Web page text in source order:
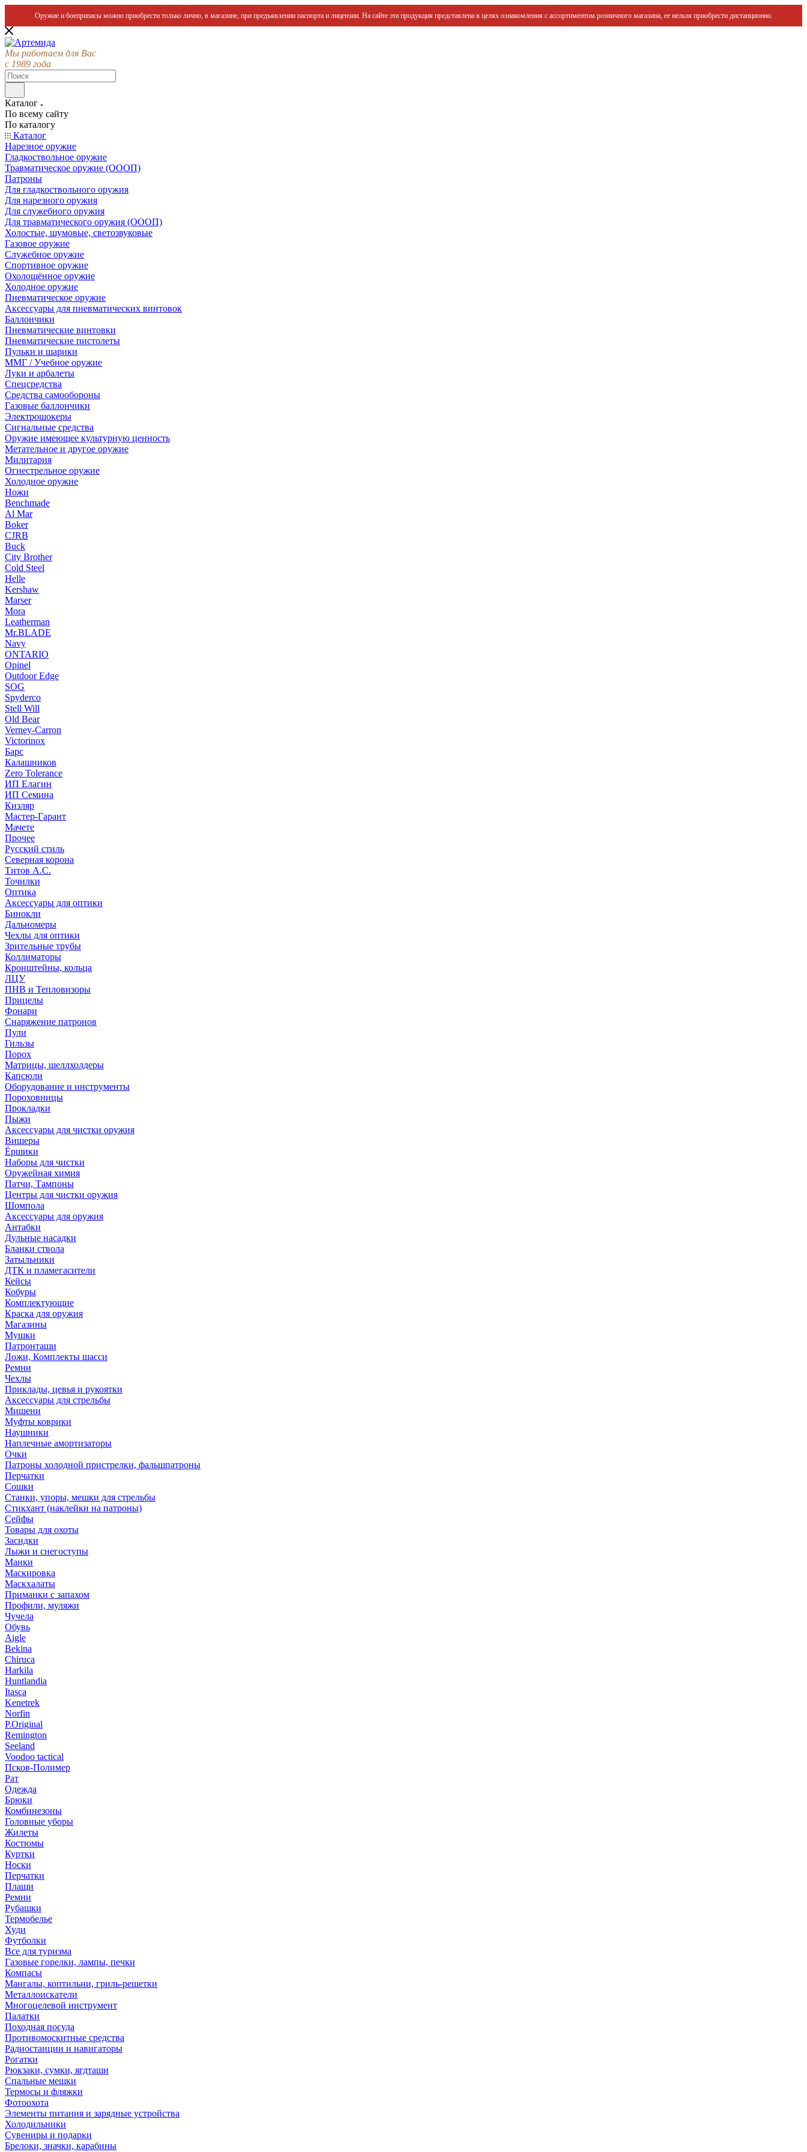
Оружие и боеприпасы можно приобрести только лично, в магазине, при предъявлении паспорта и лицензии. На сайте эта продукция представлена в целях ознакомления с ассортиментом розничного магазина, ее нельзя приобрести дистанционно.
Мы работаем для Вас
с 1989 года
Каталог
По всему сайту
По каталогу
Каталог
Нарезное оружие
Гладкоствольное оружие
Травматическое оружие (ОООП)
Патроны
Для гладкоствольного оружия
Для нарезного оружия
Для служебного оружия
Для травматического оружия (ОООП)
Холостые, шумовые, светозвуковые
Газовое оружие
Служебное оружие
Спортивное оружие
Охолощённое оружие
Холодное оружие
Пневматическое оружие
Аксессуары для пневматических винтовок
Баллончики
Пневматические винтовки
Пневматические пистолеты
Пульки и шарики
ММГ / Учебное оружие
Луки и арбалеты
Спецсредства
Средства самообороны
Газовые баллончики
Электрошокеры
Сигнальные средства
Оружие имеющее культурную ценность
Метательное и другое оружие
Милитария
Огнестрельное оружие
Холодное оружие
Ножи
Benchmade
Al Mar
Boker
CJRB
Buck
City Brother
Cold Steel
Helle
Kershaw
Marser
Mora
Leatherman
Mr.BLADE
Navy
ONTARIO
Opinel
Outdoor Edge
SOG
Spyderco
Stell Will
Old Bear
Verney-Carron
Victorinox
Барс
Калашников
Zero Tolerance
ИП Елагин
ИП Семина
Кизляр
Мастер-Гарант
Мачете
Прочее
Русский стиль
Северная корона
Титов А.С.
Точилки
Оптика
Аксессуары для оптики
Бинокли
Дальномеры
Чехлы для оптики
Зрительные трубы
Коллиматоры
Кронштейны, кольца
ЛЦУ
ПНВ и Тепловизоры
Прицелы
Фонари
Снаряжение патронов
Пули
Гильзы
Порох
Матрицы, шеллхолдеры
Капсюли
Оборудование и инструменты
Пороховницы
Прокладки
Пыжи
Аксессуары для чистки оружия
Вишеры
Ёршики
Наборы для чистки
Оружейная химия
Патчи, Тампоны
Центры для чистки оружия
Шомпола
Аксессуары для оружия
Антабки
Дульные насадки
Бланки ствола
Затыльники
ДТК и пламегасители
Кейсы
Кобуры
Комплектующие
Краска для оружия
Магазины
Мушки
Патронташи
Ложи, Комплекты шасси
Ремни
Чехлы
Приклады, цевья и рукоятки
Аксессуары для стрельбы
Мишени
Муфты коврики
Наушники
Наплечные амортизаторы
Очки
Патроны холодной пристрелки, фальшпатроны
Перчатки
Сошки
Станки, упоры, мешки для стрельбы
Стикхант (наклейки на патроны)
Сейфы
Товары для охоты
Засидки
Лыжи и снегоступы
Манки
Маскировка
Маскхалаты
Приманки с запахом
Профили, муляжи
Чучела
Обувь
Aigle
Bekina
Chiruсa
Harkila
Huntlandia
Itasca
Kenetrek
Norfin
P.Original
Remington
Seeland
Voodoo tactical
Псков-Полимер
Рат
Одежда
Брюки
Комбинезоны
Головные уборы
Жилеты
Костюмы
Куртки
Носки
Перчатки
Плащи
Ремни
Рубашки
Термобелье
Худи
Футболки
Все для туризма
Газовые горелки, лампы, печки
Компасы
Мангалы, коптильни, гриль-решетки
Металлоискатели
Многоцелевой инструмент
Палатки
Походная посуда
Противомоскитные средства
Радиостанции и навигаторы
Рогатки
Рюкзаки, сумки, ягдташи
Спальные мешки
Термосы и фляжки
Фотоохота
Элементы питания и зарядные устройства
Холодильники
Сувениры и подарки
Брелоки, значки, карабины